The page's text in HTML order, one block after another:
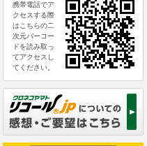
携帯電話でア
クセスする際
はこちらの二
次元バーコー
ドを読み取っ
てアクセスし
てください。